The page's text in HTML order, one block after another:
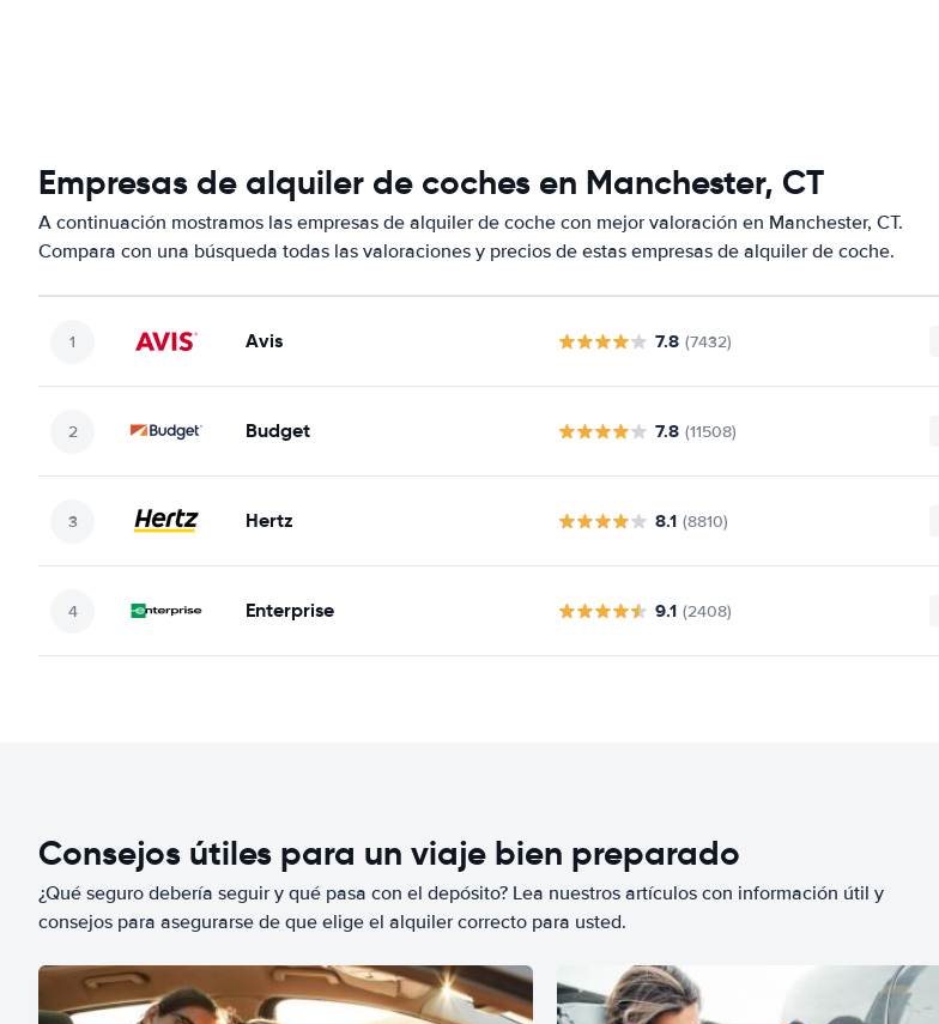
Empresas de alquiler de coches en Manchester, CT
A continuación mostramos las empresas de alquiler de coche con mejor valoración en Manchester, CT.
Compara con una búsqueda todas las valoraciones y precios de estas empresas de alquiler de coche.
Avis 7.8 (7432)
Budget 7.8 (11508)
Hertz 8.1 (8810)
Enterprise 9.1 (2408)
Consejos útiles para un viaje bien preparado
¿Qué seguro debería seguir y qué pasa con el depósito? Lea nuestros artículos con información útil y
consejos para asegurarse de que elige el alquiler correcto para usted.